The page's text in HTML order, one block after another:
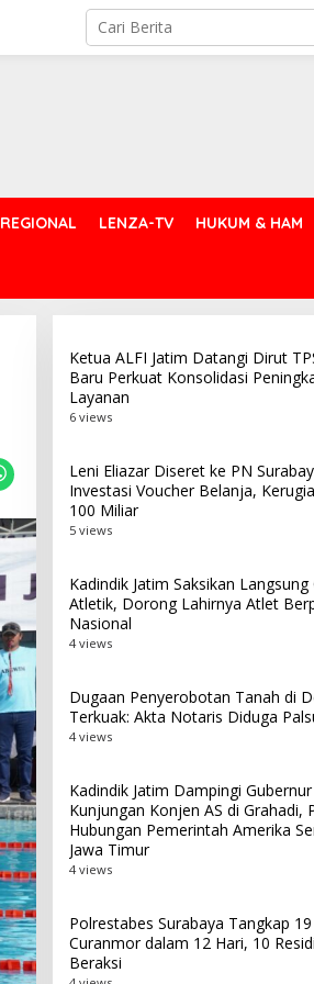
REGIONAL LENZA-TV HUKUM & HAM
Ketua ALFI Jatim Datangi Dirut
Baru Perkuat Konsolidasi
Layanan
6 views
Leni Eliazar Diseret ke PN
Investasi Voucher Belanja,
100 Miliar
5 views
Kadindik Jatim Saksikan Langsung
Atletik, Dorong Lahirnya Atlet
Nasional
4 views
Dugaan Penyerobotan Tanah di
Terkuak: Akta Notaris Diduga
4 views
Kadindik Jatim Dampingi
Kunjungan Konjen AS di Grahadi,
Hubungan Pemerintah Amerika
Jawa Timur
4 views
Polrestabes Surabaya Tangkap
Curanmor dalam 12 Hari, 10
Beraksi